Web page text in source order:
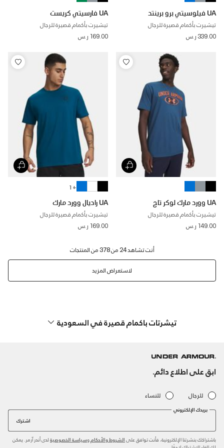
UA فيلوسيتي برو برينتد
تيشيرت بأكمام قصيرة للرجال
339.00 ر.س
UA فارسيتي كريست
تيشيرت بأكمام قصيرة للرجال
169.00 ر.س
UA وورد مارك لوكر تاج
تيشيرت بأكمام قصيرة للرجال
149.00 ر.س
+ 1
UA راديال وورد مارك
تيشيرت بأكمام قصيرة للرجال
169.00 ر.س
‏‫أنت تشاهد 24 من 378 من المنتجات
لاستعراض المزيد
تيشرتات باكمام قصيرة في السعودية
ابق على اطلاع دائم.
للرجال للنساء
بريدك الإلكتروني
اشترك
باشتراكك بنشرتنا الإلكترونية، فأنت توافق على الشروط والأحكام وسياسة الخصوصية لدى أندر آرمر. يمكن
لك إلغاء الاشتراك لاحقًا.